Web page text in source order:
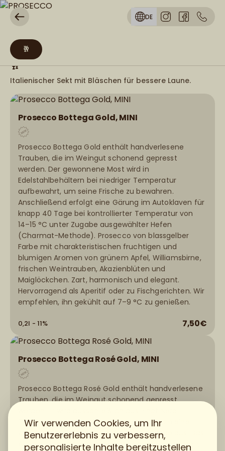
Wir verwenden Cookies, um Ihr
Benutzererlebnis zu verbessern,
personalisierte Inhalte bereitzustellen
DE
🥂
🥂
Italienischer Sekt mit Bläschen für bessere Laune.
Prosecco Bottega Gold, MINI
Prosecco Bottega Gold enthält handverlesene
Trauben, die im Weingut schonend gepresst
werden. Der gewonnene Most wird in
Edelstahlbehältern bei niedriger Temperatur
aufbewahrt, um seine Frische zu bewahren.
Anschließend erfolgt eine Gärung im Autoklaven für
knapp 40 Tage bei kontrollierter Temperatur von
14–15 °C unter Zugabe ausgewählter Hefen
(Charmat-Methode). Prosecco von blassgelber
Farbe mit charakteristischen fruchtigen und
blumigen Aromen von grünem Apfel, Williamsbirne,
frischen Weintrauben, Akazienblüten und
Maiglöckchen. Zart, harmonisch und elegant.
Hervorragend als Aperitif oder zu Fischgerichten. Wir
empfehlen, ihn gekühlt auf 7–9 °C zu genießen.
0,2l - 11% 7,50€
Prosecco Bottega Rosé Gold, MINI
Prosecco Bottega Rosé Gold enthält handverlesene
Trauben, die im Weingut schonend gepresst
Trauben hergestellt. Es zeichnet sich durch eine
zarte rosa Farbe und eine elegante Perlage aus. Das
Aroma ist intensiv, komplex mit Noten von Blumen,